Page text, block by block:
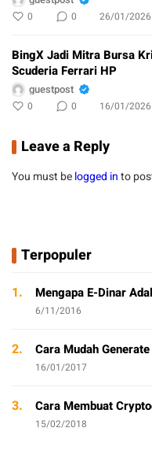
0 0 26/01/2026
BingX Jadi Mitra Bursa
Scuderia Ferrari HP
guestpost
0 0 16/01/2026
Leave a Reply
You must belogged into
Terpopuler
1. Mengapa E-Dinar
6/11/2016
2. Cara Mudah
16/01/2017
3. Cara Membuat
15/02/2018